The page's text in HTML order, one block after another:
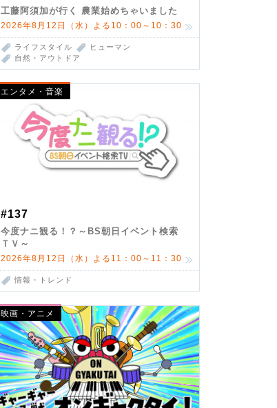
工藤阿須加が行く 農業始めちゃいました
2026年8月12日（水）よる10：00～10：30
ライフスタイル
ヒューマン
自然・アウトドア
エンタメ・音楽
#137
今度ナニ観る！？～BS朝日イベント検索
ＴＶ～
2026年8月12日（水）よる11：00～11：30
情報・トレンド
映画・アニメ